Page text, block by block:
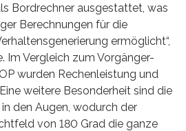
Bordrechner ausgestattet, was
Berechnungen für die
ermöglicht“,
Im Vergleich zum Vorgänger-
wurden Rechenleistung und
weitere Besonderheit sind die
den Augen, wodurch der
von 180 Grad die ganze